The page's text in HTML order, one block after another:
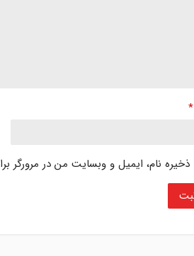
*
ذخیره نام، ایمیل و وبسایت من در مرورگر